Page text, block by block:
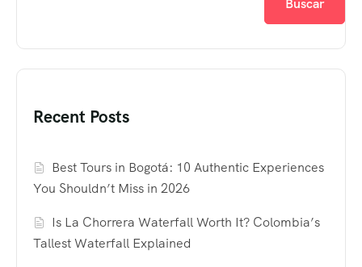
Buscar
Recent Posts
Best Tours in Bogotá: 10 Authentic Experiences
You Shouldn’t Miss in 2026
Is La Chorrera Waterfall Worth It? Colombia’s
Tallest Waterfall Explained